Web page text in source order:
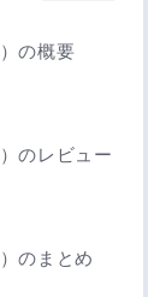
の概要
のレビュー
のまとめ